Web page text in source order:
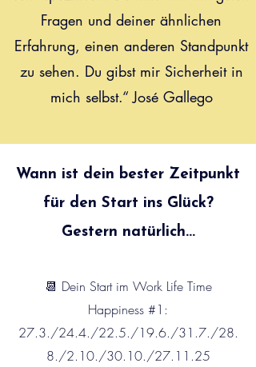
Fragen und deiner ähnlichen
Erfahrung, einen anderen Standpunkt
zu sehen. Du gibst mir Sicherheit in
mich selbst.“ José Gallego
Wann ist dein bester Zeitpunkt
für den Start ins Glück?
Gestern natürlich...
📆 Dein Start im Work Life Time
Happiness #1:
27.3./24.4./22.5./19.6./31.7./28.
8./2.10./30.10./27.11.25